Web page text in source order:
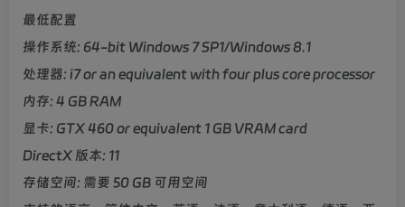
最低配置
操作系统: 64-bit Windows 7 SP1/Windows 8.1
处理器: i7 or an equivalent with four plus core processor
内存: 4 GB RAM
显卡: GTX 460 or equivalent 1 GB VRAM card
DirectX 版本: 11
存储空间: 需要 50 GB 可用空间